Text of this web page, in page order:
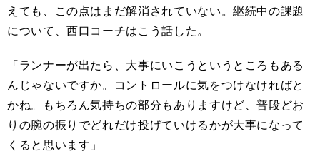
えても、この点はまだ解消されていない。継続中の課題
について、西口コーチはこう話した。
「ランナーが出たら、大事にいこうというところもある
んじゃないですか。コントロールに気をつけなければと
かね。もちろん気持ちの部分もありますけど、普段どお
りの腕の振りでどれだけ投げていけるかが大事になって
くると思います」